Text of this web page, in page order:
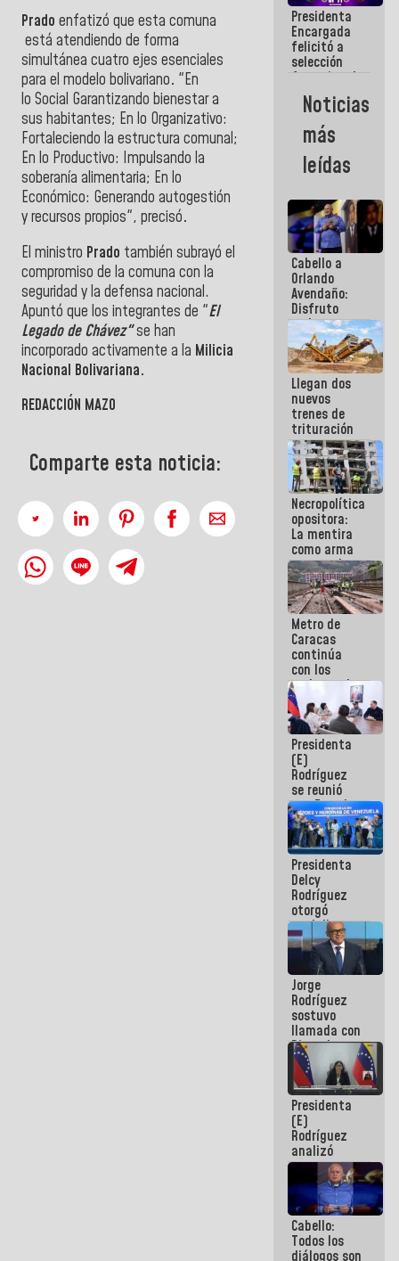
Prado enfatizó que esta comuna
está atendiendo de forma
simultánea cuatro ejes esenciales
para el modelo bolivariano. "En
lo Social Garantizando bienestar a
sus habitantes; En lo Organizativo:
Fortaleciendo la estructura comunal;
En lo Productivo: Impulsando la
soberanía alimentaria; En lo
Económico: Generando autogestión
y recursos propios", precisó.
El ministro Prado también subrayó el
compromiso de la comuna con la
seguridad y la defensa nacional.
Apuntó que los integrantes de "El
Legado de Chávez"se han
incorporado activamente a la Milicia
Nacional Bolivariana.
REDACCIÓN MAZO
Comparte esta noticia:
emancipadora
de nuestra
América
Presidenta
Encargada
felicitó a
selección
femenina de
baloncesto
por su
clasificación
a la
AmeriCup
2027
Noticias
más
leídas
Cabello a
Orlando
Avendaño:
Disfruto
cada vez
que escribes
porque lo
que haces
es
embarrarla
Llegan dos
nuevos
trenes de
trituración
para
optimizar
manejo de
escombros
en La Guaira
Necropolítica
opositora:
La mentira
como arma
contra el
Pueblo
Metro de
Caracas
continúa
con los
trabajos de
mantenimiento
e inspección
en la Línea 2
Presidenta
(E)
Rodríguez
se reunió
con Estado
Mayor
Eléctrico
para
abordar
planes de
acción
Presidenta
Delcy
Rodríguez
otorgó
medalla
"Héroe de
Venezuela"
a servidores
públicos
Jorge
Rodríguez
sostuvo
llamada con
Dinorah
Figuera y
acuerdan
primer
encuentro
presencial
para el
diálogo
Presidenta
(E)
Rodríguez
analizó
junto a
gobernadores
planes de
recuperación
del Sistema
Eléctrico
Cabello:
Todos los
diálogos son